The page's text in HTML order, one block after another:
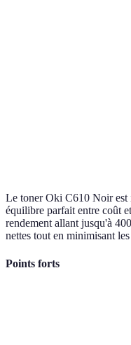
Le toner Oki C610 Noir est
équilibre parfait entre coût
rendement allant jusqu'à
nettes tout en minimisant
Points forts